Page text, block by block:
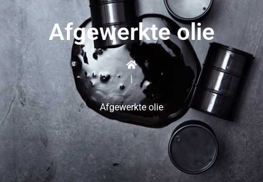
Afgewerkte olie
|
Afgewerkte olie